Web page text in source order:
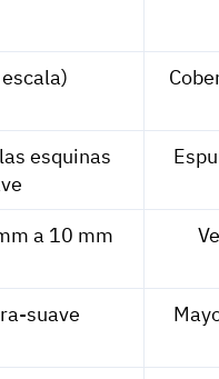
esquinas
a 10 mm
suave